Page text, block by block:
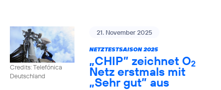
Credits: Telefónica
Deutschland
21. November 2025
NETZTESTSAISON 2025
„CHIP” zeichnet O2
Netz erstmals mit
„Sehr gut” aus